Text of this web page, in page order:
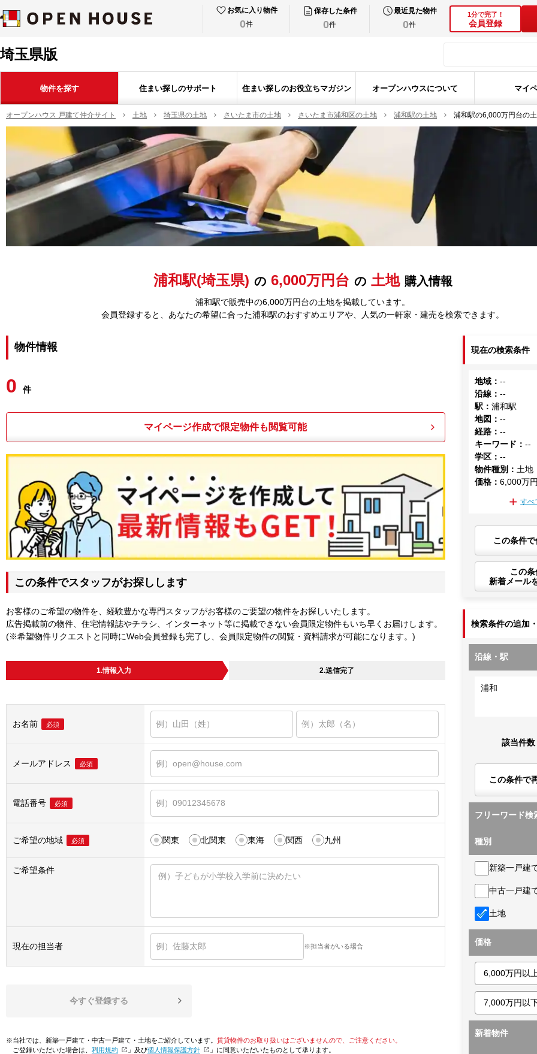
お気に入り物件
0件
保存した条件
0件
最近見た物件
0件
1分で完了！
会員登録
埼玉県版
物件を探す 住まい探しのサポート 住まい探しのお役立ちマガジン オープンハウスについて マイ
オープンハウス 戸建て仲介サイト 土地 埼玉県の土地 さいたま市の土地 さいたま市浦和区の土地 浦和駅の土地 浦和駅の6,000万円台の
浦和駅(埼玉県) の 6,000万円台 の 土地 購入情報
浦和駅で販売中の6,000万円台の土地を掲載しています。
会員登録すると、あなたの希望に合った浦和駅のおすすめエリアや、人気の一軒家・建売を検索できます。
物件情報
0 件
マイページ作成で限定物件も閲覧可能
この条件でスタッフがお探しします
お客様のご希望の物件を、経験豊かな専門スタッフがお客様のご要望の物件をお探しいたします。
広告掲載前の物件、住宅情報誌やチラシ、インターネット等に掲載できない会員限定物件もいち早くお届けします。
(※希望物件リクエストと同時にWeb会員登録も完了し、会員限定物件の閲覧・資料請求が可能になります。)
1.情報入力 2.送信完了
お名前 必須
メールアドレス 必須
電話番号 必須
ご希望の地域 必須 関東 北関東 東海 関西 九州
ご希望条件
現在の担当者 ※担当者がいる場合
今すぐ登録する
※当社では、新築一戸建て・中古一戸建て・土地をご紹介しています。 賃貸物件のお取り扱いはございませんので、ご注意ください。
ご登録いただいた場合は、「利用規約 」及び「個人情報保護方針
」に同意いただいたものとして承ります。
現在の検索条件
地域 ：--
沿線 ：--
駅 ：浦和駅
地図 ：--
経路 ：--
キーワード ：--
学区 ：--
物件種別 ： 土地
価格 ：6,000万
すべ
この条件
この
新着メール
検索条件の追加
沿線・駅
浦和
該当件数
この条件で
フリーワード検
種別
新築一戸建
中古一戸建
土地
価格
新着物件